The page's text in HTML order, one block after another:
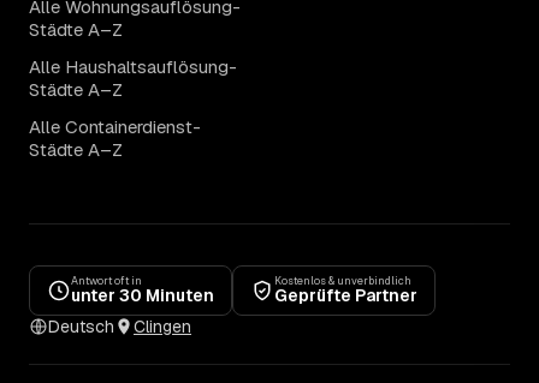
Alle Wohnungsauflösung-
Städte A–Z
Alle Haushaltsauflösung-
Städte A–Z
Alle Containerdienst-
Städte A–Z
Antwort oft in
unter 30 Minuten
Kostenlos & unverbindlich
Geprüfte Partner
Deutsch
Clingen